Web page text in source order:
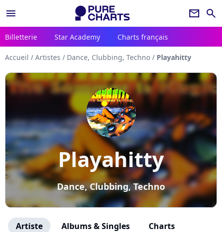
menu newsletter search
Billetterie Star Academy Charts français
Accueil / Artistes / Dance, Clubbing, Techno / Playahitty
Playahitty
Dance, Clubbing, Techno
Artiste Albums & Singles Charts